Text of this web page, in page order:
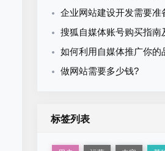
企业网站建设开发需要准备
搜狐自媒体账号购买指南
如何利用自媒体推广你的
做网站需要多少钱?
标签列表